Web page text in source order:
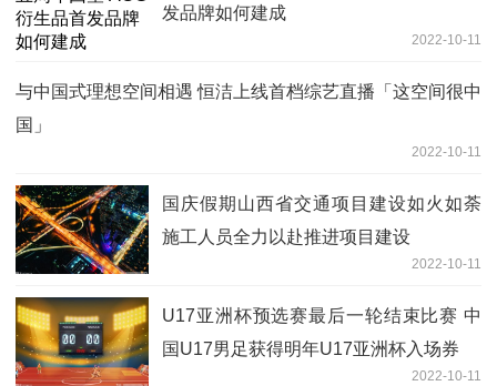
发品牌如何建成
2022-10-11
与中国式理想空间相遇 恒洁上线首档综艺直播「这空间很中
国」
2022-10-11
国庆假期山西省交通项目建设如火如荼
施工人员全力以赴推进项目建设
2022-10-11
U17亚洲杯预选赛最后一轮结束比赛 中
国U17男足获得明年U17亚洲杯入场券
2022-10-11